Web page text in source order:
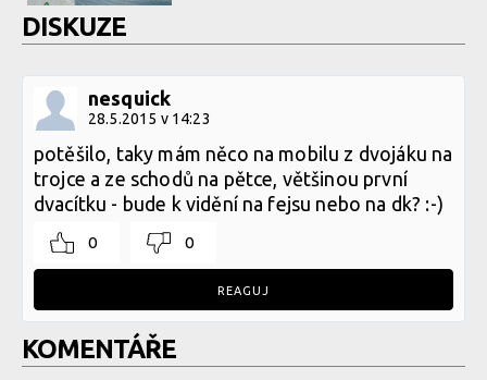
DISKUZE
nesquick
28.5.2015 v 14:23
potěšilo, taky mám něco na mobilu z dvojáku na
trojce a ze schodů na pětce, většinou první
dvacítku - bude k vidění na fejsu nebo na dk? :-)
0 0
REAGUJ
KOMENTÁŘE